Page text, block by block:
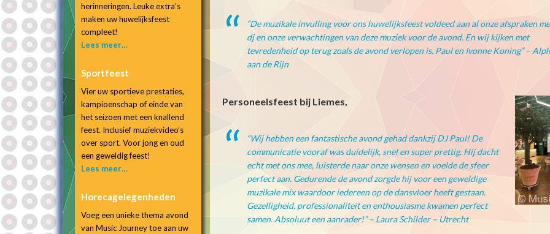
“De muzikale invulling voor ons huwelijksfeest voldeed aan al onze afspraken
dj en onze verwachtingen van deze muziek voor de avond. En wij kijken met
tevredenheid op terug zoals de avond verlopen is. Paul en Ivonne Koning” –
aan de Rijn
Personeelsfeest bij Liemes,
“Wij hebben een fantastische avond gehad dankzij DJ Paul! De
communicatie vooraf was duidelijk, snel en super prettig. Hij dacht
echt met ons mee, luisterde naar onze wensen en voelde de sfeer
perfect aan. Gedurende de avond zorgde hij voor een geweldige
muzikale mix waardoor iedereen op de dansvloer heeft gestaan.
Gezelligheid, professionaliteit en enthousiasme kwamen perfect
samen. Absoluut een aanrader!” – Laura Schilder – Utrecht
herinneringen. Leuke extra’s
maken uw huwelijksfeest
compleet!
Lees meer…
Sportfeest
Vier uw sportieve prestaties,
kampioenschap of einde van
het seizoen met een knallend
feest. Inclusief muziekvideo’s
over sport. Voor jong en oud
een geweldig feest!
Lees meer…
Horecagelegenheden
Voeg een unieke thema avond
van Music Journey toe aan uw